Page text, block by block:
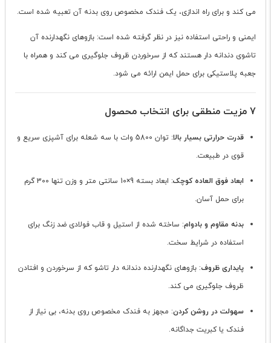
می کند و برای راه اندازی، یک فندک مخصوص روی بدنه آن تعبیه شده است.
ایمنی و راحتی استفاده نیز در نظر گرفته شده است: بازوهای نگهدارنده آن
تاشوی دندانه دار هستند که از سرخوردن ظروف جلوگیری می کند و همراه با
جعبه پلاستیکی برای حمل ایمن ارائه می شود.
7 مزیت منطقی برای انتخاب محصول
قدرت حرارتی بسیار بالا
: توان 5800 وات با سه شعله برای آشپزی سریع و
قوی در طبیعت.
ابعاد فوق العاده کوچک
: ابعاد بسته 9×10 سانتی متر و وزن تنها 300 گرم
برای حمل آسان.
بدنه مقاوم و بادوام: ساخته شده از استیل و قاب فولادی ضد زنگ برای
استفاده در شرایط سخت.
پایداری ظروف: بازوهای نگهدارنده دندانه دار تاشو که از سرخوردن و افتادن
ظروف جلوگیری می کند.
سهولت در روشن کردن: مجهز به فندک مخصوص روی بدنه، بی نیاز از
فندک یا کبریت جداگانه.